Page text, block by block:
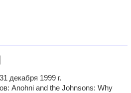
декабря 1999 г.
Anohni and the Johnsons: Why